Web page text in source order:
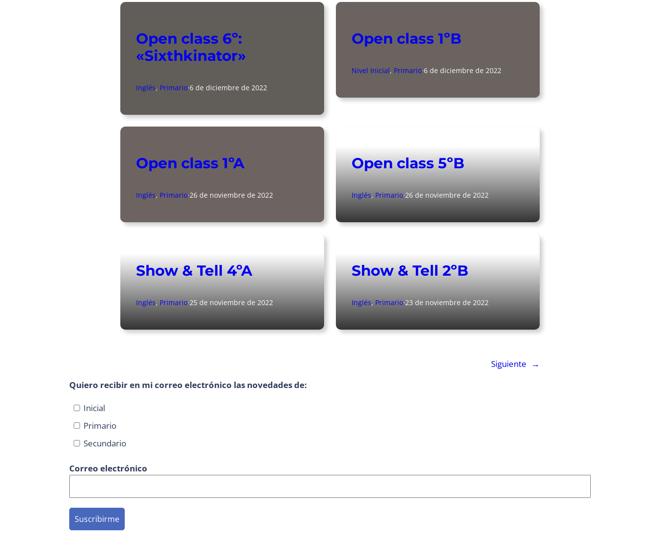
Open class 6º:
«Sixthkinator»
Inglés, Primario·6 de diciembre de 2022
Open class 1ºB
Nivel Inicial, Primario·6 de diciembre de 2022
Open class 1ºA
Inglés, Primario·26 de noviembre de 2022
Open class 5ºB
Inglés, Primario·26 de noviembre de 2022
Show & Tell 4ºA
Inglés, Primario·25 de noviembre de 2022
Show & Tell 2ºB
Inglés, Primario·23 de noviembre de 2022
Siguiente
→
Quiero recibir en mi correo electrónico las novedades de:
Inicial
Primario
Secundario
Correo electrónico